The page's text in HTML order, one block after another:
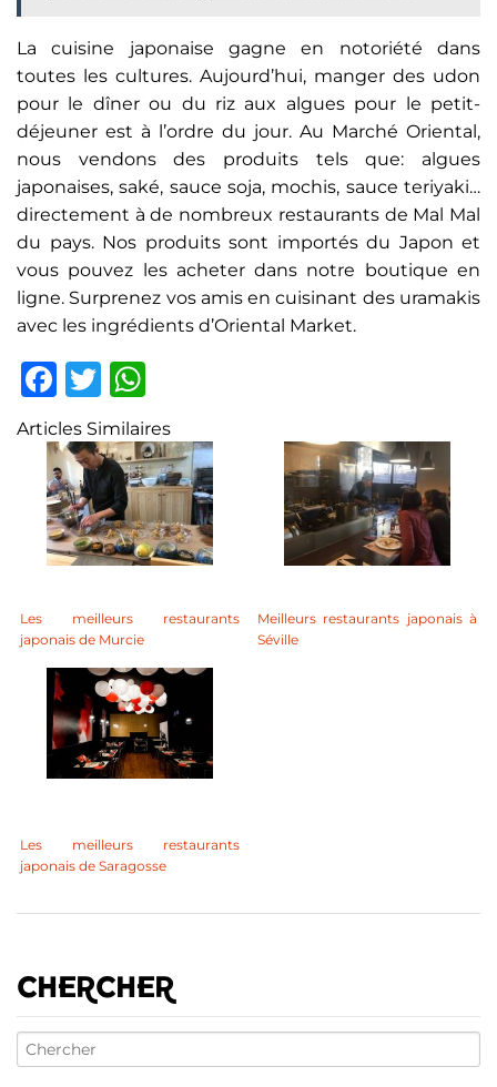
La cuisine japonaise gagne en notoriété dans
toutes les cultures. Aujourd’hui, manger des udon
pour le dîner ou du riz aux algues pour le petit-
déjeuner est à l’ordre du jour. Au Marché Oriental,
nous vendons des produits tels que: algues
japonaises, saké, sauce soja, mochis, sauce teriyaki…
directement à de nombreux restaurants de Mal Mal
du pays. Nos produits sont importés du Japon et
vous pouvez les acheter dans notre boutique en
ligne. Surprenez vos amis en cuisinant des uramakis
avec les ingrédients d’Oriental Market.
Facebook
Twitter
Articles Similaires
Les meilleurs restaurants
japonais de Murcie
Meilleurs restaurants japonais à
Séville
Les meilleurs restaurants
japonais de Saragosse
CHERCHER